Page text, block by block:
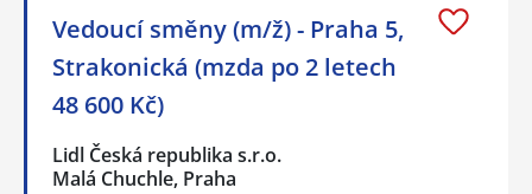
Vedoucí směny (m/ž) - Praha 5,
Strakonická (mzda po 2 letech
48 600 Kč)
Lidl Česká republika s.r.o.
Malá Chuchle, Praha